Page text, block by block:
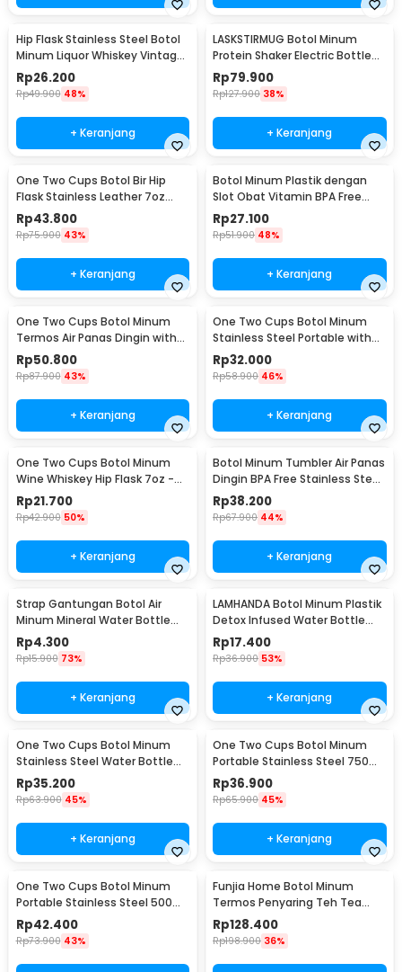
Hip Flask Stainless Steel Botol
Minum Liquor Whiskey Vintage
7oz Jack Daniel - H-7
Rp26.200
Rp49.900 48%
+ Keranjang
LASKSTIRMUG Botol Minum
Protein Shaker Electric Bottle
BPA Free 480ml - 1505
Rp79.900
Rp127.900 38%
+ Keranjang
One Two Cups Botol Bir Hip
Flask Stainless Leather 7oz
with Shot Glass
Rp43.800
Rp75.900 43%
+ Keranjang
Botol Minum Plastik dengan
Slot Obat Vitamin BPA Free
600ml - 830
Rp27.100
Rp51.900 48%
+ Keranjang
One Two Cups Botol Minum
Termos Air Panas Dingin with
Cup Head 500ml - SUS304
Rp50.800
Rp87.900 43%
+ Keranjang
One Two Cups Botol Minum
Stainless Steel Portable with
Carabiner 750ml - GBD
Rp32.000
Rp58.900 46%
+ Keranjang
One Two Cups Botol Minum
Wine Whiskey Hip Flask 7oz -
F0212
Rp21.700
Rp42.900 50%
+ Keranjang
Botol Minum Tumbler Air Panas
Dingin BPA Free Stainless Steel
350ml - HS-6983
Rp38.200
Rp67.900 44%
+ Keranjang
Strap Gantungan Botol Air
Minum Mineral Water Bottle
Belt Hanger - 3330
Rp4.300
Rp15.900 73%
+ Keranjang
LAMHANDA Botol Minum Plastik
Detox Infused Water Bottle
BPA Free 1L - QWF236
Rp17.400
Rp36.900 53%
+ Keranjang
One Two Cups Botol Minum
Stainless Steel Water Bottle
300ml - YM006
Rp35.200
Rp63.900 45%
+ Keranjang
One Two Cups Botol Minum
Portable Stainless Steel 750ml
- YM006
Rp36.900
Rp65.900 45%
+ Keranjang
One Two Cups Botol Minum
Portable Stainless Steel 500ml
- YM006
Rp42.400
Rp73.900 43%
Funjia Home Botol Minum
Termos Penyaring Teh Tea
Infuser 520ml
Rp128.400
Rp198.900 36%